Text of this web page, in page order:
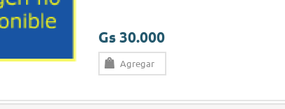
Gs 30.000
Agregar